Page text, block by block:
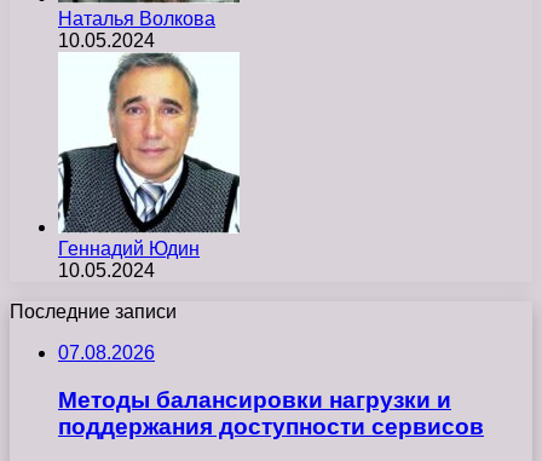
Наталья Волкова
10.05.2024
Геннадий Юдин
10.05.2024
Последние записи
07.08.2026
Методы балансировки нагрузки и
поддержания доступности сервисов